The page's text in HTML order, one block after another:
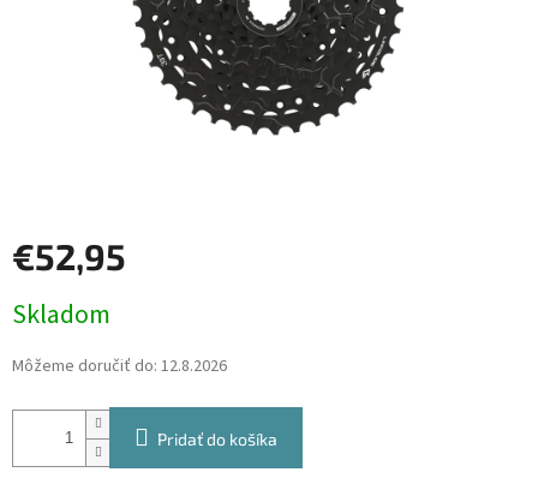
€52,95
cena:
Skladom
Môžeme doručiť do: 12.8.2026
Pridať do košíka